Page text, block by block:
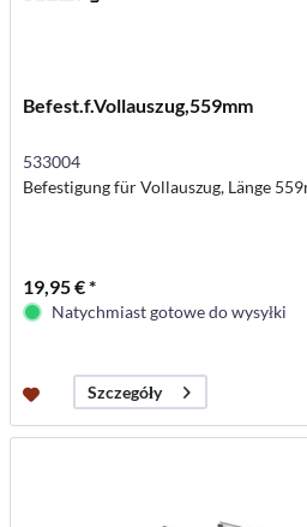
Befest.f.Vollauszug,559mm
533004
Befestigung für Vollauszug, Länge
19,95 € *
Natychmiast gotowe do wysyłki
Szczegóły